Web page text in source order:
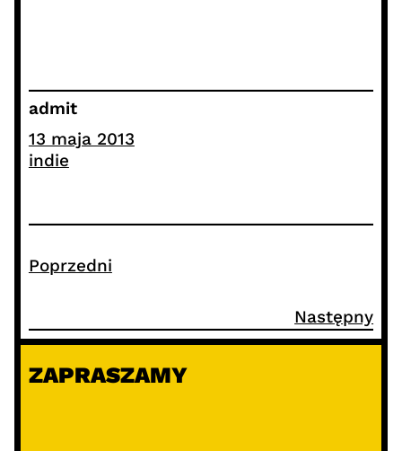
admit
13 maja 2013
indie
Poprzedni
Następny
ZAPRASZAMY